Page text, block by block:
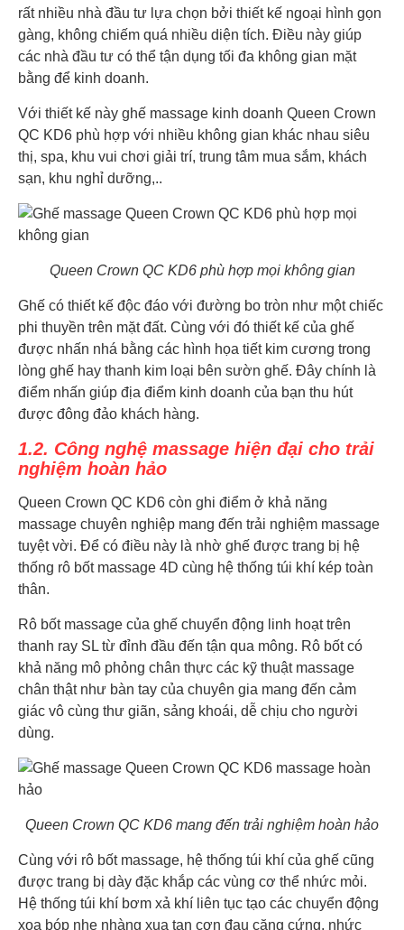
rất nhiều nhà đầu tư lựa chọn bởi thiết kế ngoại hình gọn
gàng, không chiếm quá nhiều diện tích. Điều này giúp
các nhà đầu tư có thể tận dụng tối đa không gian mặt
bằng để kinh doanh.
Với thiết kế này ghế massage kinh doanh Queen Crown
QC KD6 phù hợp với nhiều không gian khác nhau siêu
thị, spa, khu vui chơi giải trí, trung tâm mua sắm, khách
sạn, khu nghỉ dưỡng,..
Queen Crown QC KD6 phù hợp mọi không gian
Ghế có thiết kế độc đáo với đường bo tròn như một chiếc
phi thuyền trên mặt đất. Cùng với đó thiết kế của ghế
được nhấn nhá bằng các hình họa tiết kim cương trong
lòng ghế hay thanh kim loại bên sườn ghế. Đây chính là
điểm nhấn giúp địa điểm kinh doanh của bạn thu hút
được đông đảo khách hàng.
1.2. Công nghệ massage hiện đại cho trải
nghiệm hoàn hảo
Queen Crown QC KD6 còn ghi điểm ở khả năng
massage chuyên nghiệp mang đến trải nghiệm massage
tuyệt vời. Để có điều này là nhờ ghế được trang bị hệ
thống rô bốt massage 4D cùng hệ thống túi khí kép toàn
thân.
Rô bốt massage của ghế chuyển động linh hoạt trên
thanh ray SL từ đỉnh đầu đến tận qua mông. Rô bốt có
khả năng mô phỏng chân thực các kỹ thuật massage
chân thật như bàn tay của chuyên gia mang đến cảm
giác vô cùng thư giãn, sảng khoái, dễ chịu cho người
dùng.
Queen Crown QC KD6 mang đến trải nghiệm hoàn hảo
Cùng với rô bốt massage, hệ thống túi khí của ghế cũng
được trang bị dày đặc khắp các vùng cơ thể nhức mỏi.
Hệ thống túi khí bơm xả khí liên tục tạo các chuyển động
xoa bóp nhẹ nhàng xua tan cơn đau căng cứng, nhức